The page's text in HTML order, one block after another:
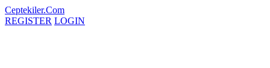
Ceptekiler.Com
REGISTER LOGIN